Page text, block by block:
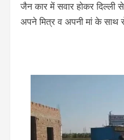
जैन कार में सवार होकर दिल्ली
अपने मित्र व अपनी मां के साथ